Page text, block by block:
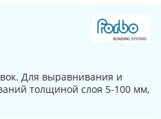
Для выравнивания и
толщиной слоя 5-100 мм,